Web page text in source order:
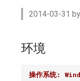
2014-03-31
环境
操作系统: